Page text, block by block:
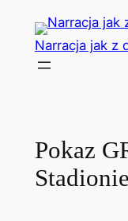
Przejdź
treści
Narracja jak z
Pokaz